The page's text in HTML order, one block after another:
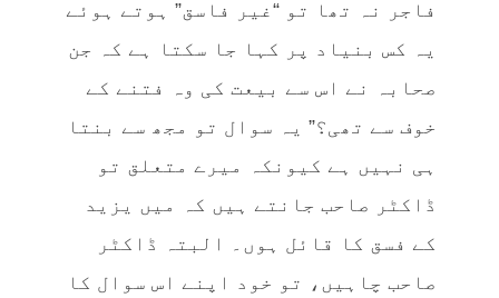
فاجر نہ تھا تو “غیر فاسق” ہوتے ہوئے
یہ کس بنیاد پر کہا جا سکتا ہے کہ جن
صحابہ نے اس سے بیعت کی وہ فتنے کے
خوف سے تھی؟” یہ سوال تو مجھ سے بنتا
ہی نہیں ہے کیونکہ میرے متعلق تو
ڈاکٹر صاحب جانتے ہیں کہ میں یزید
کے فسق کا قائل ہوں۔ البتہ ڈاکٹر
صاحب چاہیں، تو خود اپنے اس سوال کا